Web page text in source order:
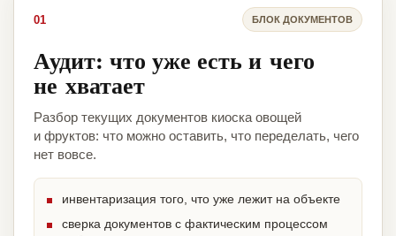
01 БЛОК ДОКУМЕНТОВ
Аудит: что уже есть и чего
не хватает
Разбор текущих документов киоска овощей
и фруктов: что можно оставить, что переделать, чего
нет вовсе.
инвентаризация того, что уже лежит на объекте
сверка документов с фактическим процессом